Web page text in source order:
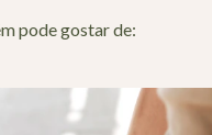
pode gostar de: